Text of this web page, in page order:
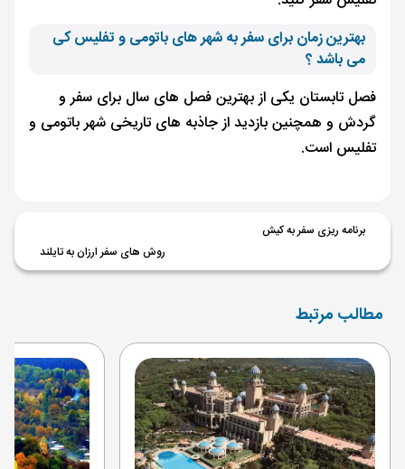
بهترین زمان برای سفر به شهر های باتومی و تفلیس کی
می باشد ؟
فصل تابستان یکی از بهترین فصل های سال برای سفر و
گردش و همچنین بازدید از جاذبه های تاریخی شهر باتومی و
تفلیس است.
برنامه ریزی سفر به کیش
روش های سفر ارزان به تایلند
مطالب مرتبط